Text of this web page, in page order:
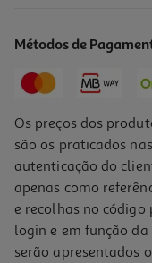
Métodos de
Os preços dos
são os praticados
autenticação do
apenas como
e recolhas no
login e em função
serão apresentados